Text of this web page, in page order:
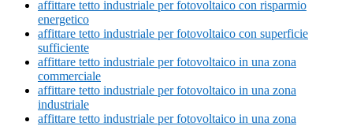
affittare tetto industriale per fotovoltaico con risparmio
energetico
affittare tetto industriale per fotovoltaico con superficie
sufficiente
affittare tetto industriale per fotovoltaico in una zona
commerciale
affittare tetto industriale per fotovoltaico in una zona
industriale
affittare tetto industriale per fotovoltaico in una zona